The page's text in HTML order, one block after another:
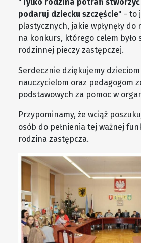
podaruj dziecku szczęście" - to
plastycznych, jakie wpłynęły do
na konkurs, którego celem było
rodzinnej pieczy zastępczej.
Serdecznie dziękujemy
nauczycielom oraz pedagogom
podstawowych za pomoc w
Przypominamy, że wciąż
osób do pełnienia tej ważnej
rodzina zastępcza.